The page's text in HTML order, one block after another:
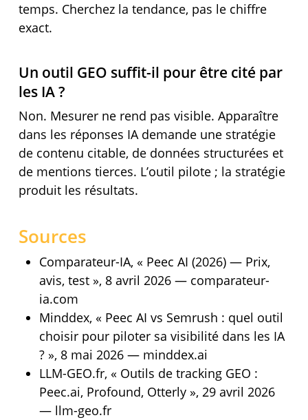
temps. Cherchez la tendance, pas le chiffre
exact.
Un outil GEO suffit-il pour être cité par
les IA ?
Non. Mesurer ne rend pas visible. Apparaître
dans les réponses IA demande une stratégie
de contenu citable, de données structurées et
de mentions tierces. L’outil pilote ; la stratégie
produit les résultats.
Sources
Comparateur-IA, « Peec AI (2026) — Prix,
avis, test », 8 avril 2026 — comparateur-
ia.com
Minddex, « Peec AI vs Semrush : quel outil
choisir pour piloter sa visibilité dans les IA
? », 8 mai 2026 — minddex.ai
LLM-GEO.fr, « Outils de tracking GEO :
Peec.ai, Profound, Otterly », 29 avril 2026
— llm-geo.fr